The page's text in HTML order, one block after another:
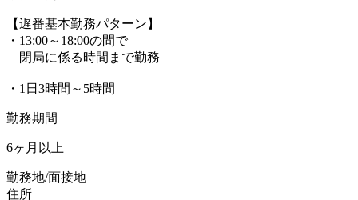
【遅番基本勤務パターン】
・13:00～18:00の間で
閉局に係る時間まで勤務
・1日3時間～5時間
勤務期間
6ヶ月以上
勤務地/面接地
住所